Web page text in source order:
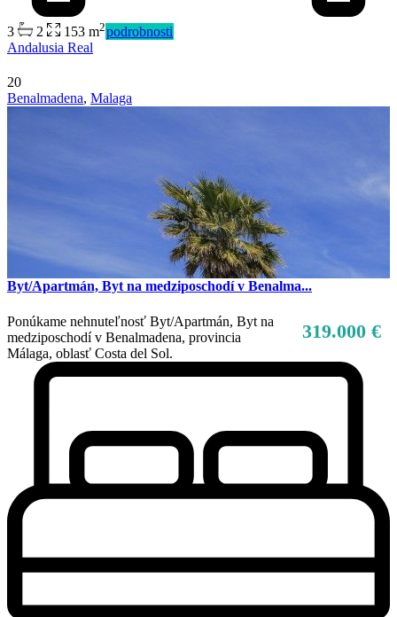
3 2 153 m2podrobnosti
Andalusia Real
20
Benalmadena, Malaga
Byt/Apartmán, Byt na medziposchodí v Benalma...
319.000 €
Ponúkame nehnuteľnosť Byt/Apartmán, Byt na
medziposchodí v Benalmadena, provincia
Málaga, oblasť Costa del Sol.